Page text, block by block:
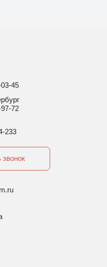
45
72
233
звонок